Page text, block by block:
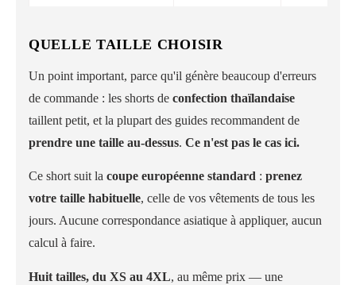
QUELLE TAILLE CHOISIR
Un point important, parce qu'il génère beaucoup d'erreurs
de commande : les shorts de confection thaïlandaise
taillent petit, et la plupart des guides recommandent de
prendre une taille au-dessus. Ce n'est pas le cas ici.
Ce short suit la coupe européenne standard : prenez
votre taille habituelle, celle de vos vêtements de tous les
jours. Aucune correspondance asiatique à appliquer, aucun
calcul à faire.
Huit tailles, du XS au 4XL, au même prix — une